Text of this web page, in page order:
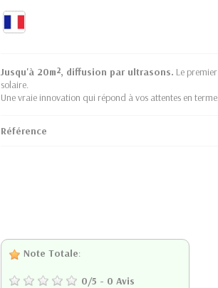
Jusqu'à 20m², diffusion par ultrasons. Le
solaire.
Une vraie innovation qui répond à vos attentes en
Référence
Note Totale:
0/5 - 0 Avis